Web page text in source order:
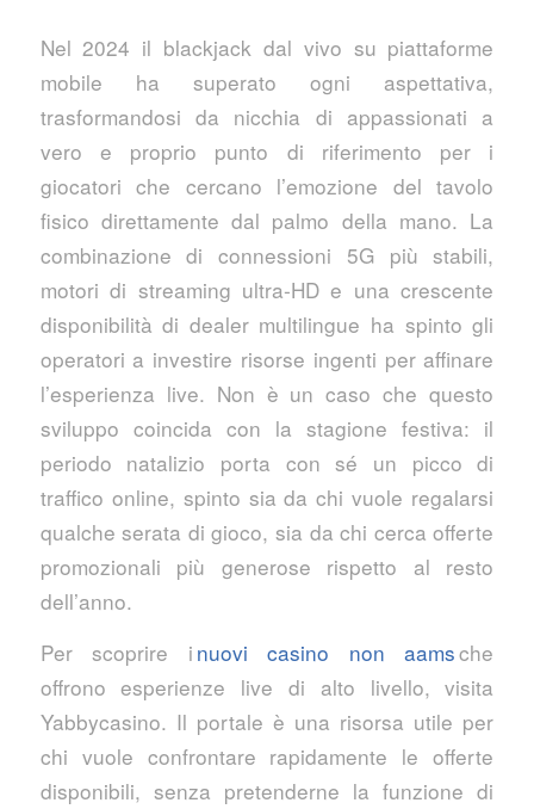
Nel 2024 il blackjack dal vivo su piattaforme
mobile ha superato ogni aspettativa,
trasformandosi da nicchia di appassionati a
vero e proprio punto di riferimento per i
giocatori che cercano l’emozione del tavolo
fisico direttamente dal palmo della mano. La
combinazione di connessioni 5G più stabili,
motori di streaming ultra‑HD e una crescente
disponibilità di dealer multilingue ha spinto gli
operatori a investire risorse ingenti per affinare
l’esperienza live. Non è un caso che questo
sviluppo coincida con la stagione festiva: il
periodo natalizio porta con sé un picco di
traffico online, spinto sia da chi vuole regalarsi
qualche serata di gioco, sia da chi cerca offerte
promozionali più generose rispetto al resto
dell’anno.
Per scoprire i nuovi casino non aamsche
offrono esperienze live di alto livello, visita
Yabbycasino. Il portale è una risorsa utile per
chi vuole confrontare rapidamente le offerte
disponibili, senza pretenderne la funzione di